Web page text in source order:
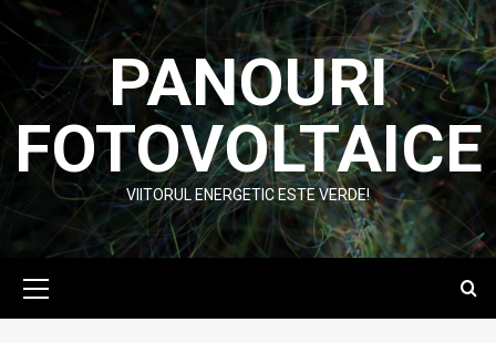
Skip
to
content
PANOURI
FOTOVOLTAICE
VIITORUL ENERGETIC ESTE VERDE!
Menu